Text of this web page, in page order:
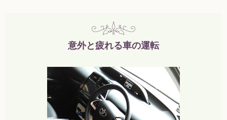
意外と疲れる車の運転